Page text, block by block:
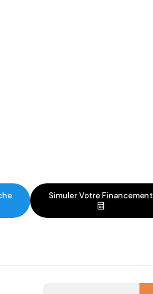
Simuler Votre Financement